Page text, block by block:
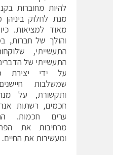
להיות מחוברות
מנת לחלוק
מאוד למציאות.
והולך של חברות,
התעשייתי,
התעשייתי של
על ידי יצירת
שמשלבות
ותקשורת, על
חכמים, רשתות
ערים חכמות.
מרחיבות את
ומעשירות את החיים.